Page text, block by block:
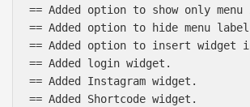
== Added option to show only
== Added option to hide menu
== Added option to insert widget
== Added login widget.
== Added Instagram widget.
== Added Shortcode widget.